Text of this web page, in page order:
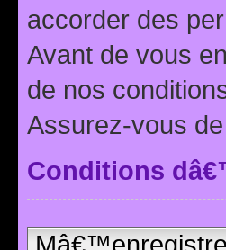
accorder des
Avant de vous
de nos
Assurez-vous
Conditions